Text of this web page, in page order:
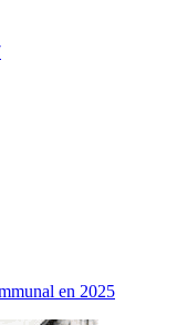
en 2025